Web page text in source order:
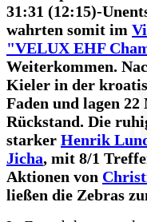
31:31 (12:15)-
wahrten somit im
"VELUX EHF
Weiterkommen.
Kieler in der
Faden und lagen
Rückstand. Die
starker Henrik
Jicha, mit 8/1
Aktionen von
ließen die Zebras